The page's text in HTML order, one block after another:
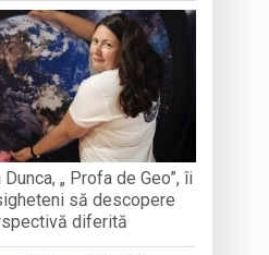
„ Profa de Geo”, îi
să descopere
diferită